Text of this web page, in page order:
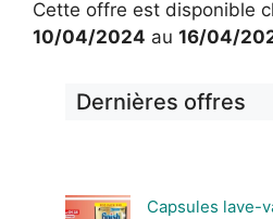
Cette offre est disponible
10/04/2024 au 16/04/
Dernières offres
Capsules lave-